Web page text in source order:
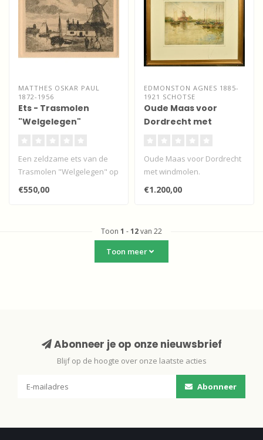
MATTHES OSKAR PAUL
1872-1956
Ets - Trasmolen
"Welgelegen"
Een zeldzame ets van de
Trasmolen "Welgelegen" op
de Zwijndrechtse oever met
€550,00
EDMONSTON AGNES 1885-
1921 SCHOTSE
Oude Maas voor
Dordrecht met
Oude Maas voor Dordrecht
met windmolen.
€1.200,00
Toon 1 -12van 22
Toon meer
Abonneer je op onze nieuwsbrief
Blijf op de hoogte over onze laatste acties
Abonneer